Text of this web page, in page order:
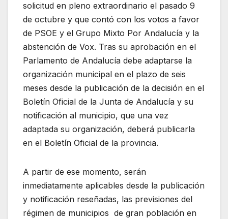
solicitud en pleno extraordinario el pasado 9
de octubre y que contó con los votos a favor
de PSOE y el Grupo Mixto Por Andalucía y la
abstención de Vox. Tras su aprobación en el
Parlamento de Andalucía debe adaptarse la
organización municipal en el plazo de seis
meses desde la publicación de la decisión en el
Boletín Oficial de la Junta de Andalucía y su
notificación al municipio, que una vez
adaptada su organización, deberá publicarla
en el Boletín Oficial de la provincia.
A partir de ese momento, serán
inmediatamente aplicables desde la publicación
y notificación reseñadas, las previsiones del
régimen de municipios de gran población en